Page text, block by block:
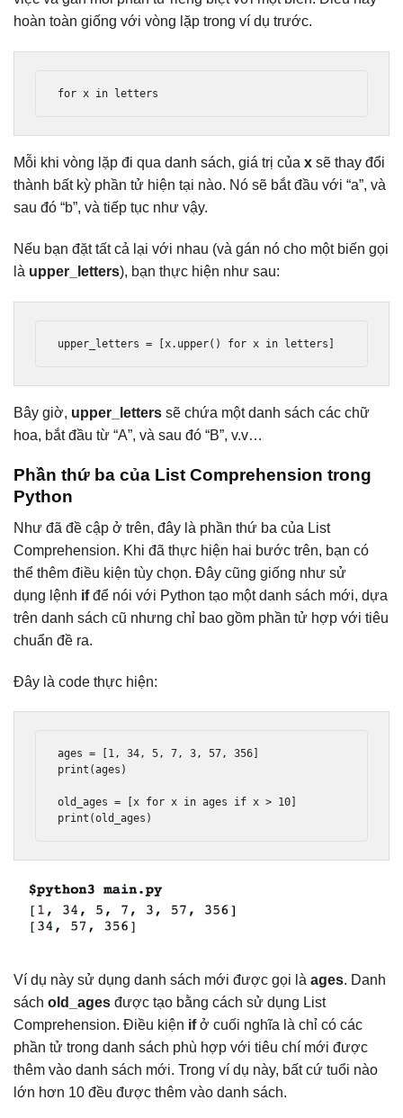
hoàn toàn giống với vòng lặp trong ví dụ trước.
for x in letters
Mỗi khi vòng lặp đi qua danh sách, giá trị của x sẽ thay đổi
thành bất kỳ phần tử hiện tại nào. Nó sẽ bắt đầu với “a”, và
sau đó “b”, và tiếp tục như vậy.
Nếu bạn đặt tất cả lại với nhau (và gán nó cho một biến gọi
là upper_letters), bạn thực hiện như sau:
upper_letters = [x. upper() for x in letters ]
Bây giờ, upper_letters sẽ chứa một danh sách các chữ
hoa, bắt đầu từ “A”, và sau đó “B”, v.v…
Phần thứ ba của List Comprehension trong
Python
Như đã đề cập ở trên, đây là phần thứ ba của List
Comprehension. Khi đã thực hiện hai bước trên, bạn có
thể thêm điều kiện tùy chọn. Đây cũng giống như sử
dụng lệnh ifđể nói với Python tạo một danh sách mới, dựa
trên danh sách cũ nhưng chỉ bao gồm phần tử hợp với tiêu
chuẩn đề ra.
Đây là code thực hiện:
ages = 1, 34, 5, 7, 3, 57, 356
print (ages )
old_ages = [x for x in ages if x > 10
print (old_ages )
Ví dụ này sử dụng danh sách mới được gọi là ages. Danh
sách old_ages được tạo bằng cách sử dụng List
Comprehension. Điều kiện ifở cuối nghĩa là chỉ có các
phần tử trong danh sách phù hợp với tiêu chí mới được
thêm vào danh sách mới. Trong ví dụ này, bất cứ tuổi nào
lớn hơn 10 đều được thêm vào danh sách.